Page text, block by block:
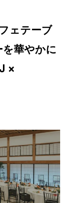
ェテーブ
華やかに
×